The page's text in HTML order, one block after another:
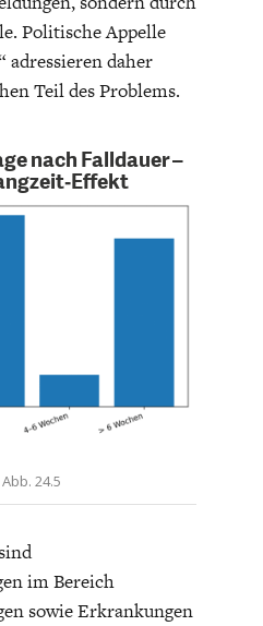
UND DIE
Politische Appelle
adressieren daher
Teil des Problems.
nach Falldauer –
24.5
im Bereich
sowie Erkrankungen